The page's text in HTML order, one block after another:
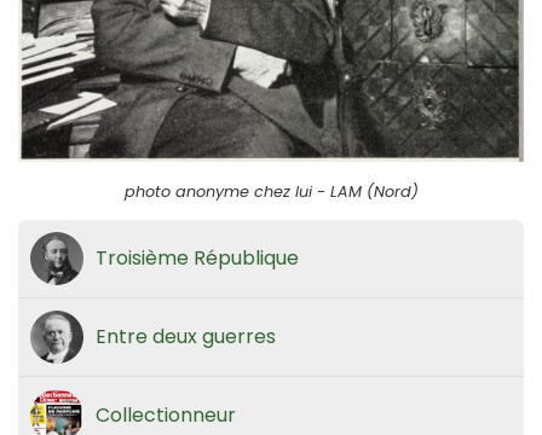
photo anonyme chez lui - LAM (Nord)
Troisième République
Entre deux guerres
Collectionneur